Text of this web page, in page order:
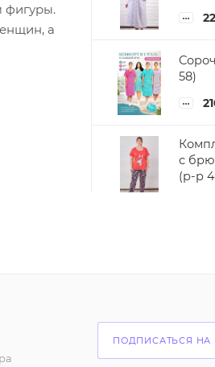
фигуры.
а
58)
с
(р-р
ПОДПИСАТЬСЯ НА